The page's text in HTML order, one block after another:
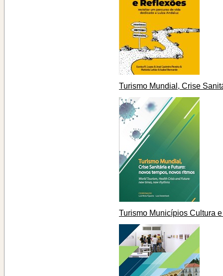
Turismo Mundial, Crise
Turismo Municípios Cultura